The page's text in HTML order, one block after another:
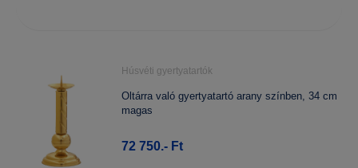
Húsvéti gyertyatartók
Oltárra való gyertyatartó arany színben, 34 cm
magas
72 750.- Ft